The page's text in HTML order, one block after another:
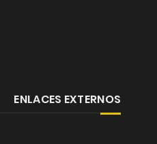
ENLACES EXTERNOS